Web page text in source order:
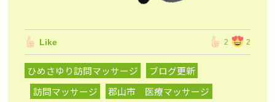
Like 2 2
ひめさゆり訪問マッサージ
ブログ更新
訪問マッサージ
郡山市 医療マッサージ